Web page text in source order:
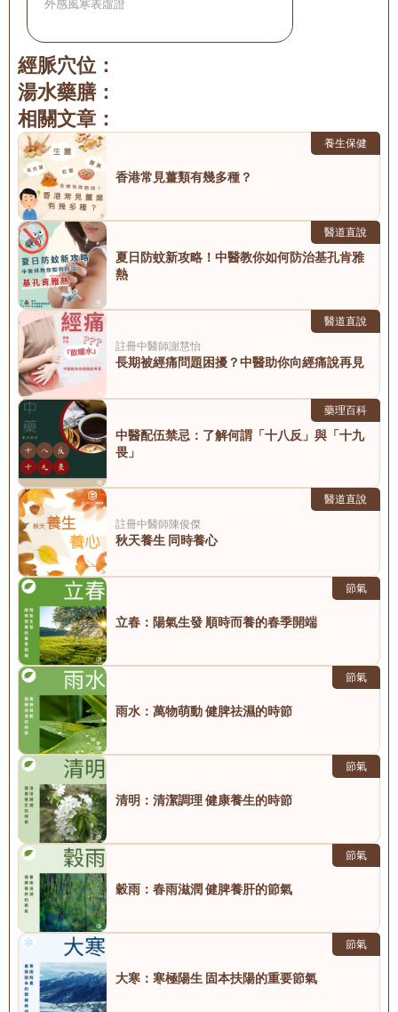
外感風寒表虛證
經脈穴位：
湯水藥膳：
相關文章：
養生保健
香港常見薑類有幾多種？
醫道直說
夏日防蚊新攻略！中醫教你如何防治基孔肯雅
熱
醫道直說
註冊中醫師謝慧怡
長期被經痛問題困擾？中醫助你向經痛說再見
藥理百科
中醫配伍禁忌：了解何謂「十八反」與「十九
畏」
醫道直說
註冊中醫師陳俊傑
秋天養生 同時養心
節氣
立春：陽氣生發 順時而養的春季開端
節氣
雨水：萬物萌動 健脾祛濕的時節
節氣
清明：清潔調理 健康養生的時節
節氣
穀雨：春雨滋潤 健脾養肝的節氣
節氣
大寒：寒極陽生 固本扶陽的重要節氣